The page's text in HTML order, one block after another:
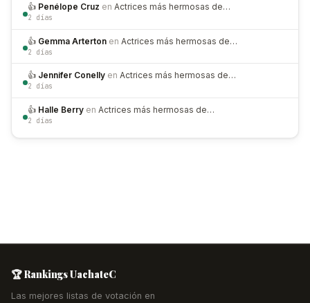
👍 Penélope Cruz en Actrices más hermosas de…
2 días
👍 Gemma Arterton en Actrices más hermosas de…
2 días
👍 Jennifer Conelly en Actrices más hermosas de…
2 días
👍 Halle Berry en Actrices más hermosas de…
2 días
🏆 Rankings UachateC
Las mejores listas de votación en